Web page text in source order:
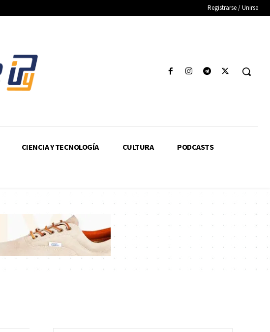
Registrarse / Unirse
CIENCIA Y TECNOLOGÍA CULTURA PODCASTS